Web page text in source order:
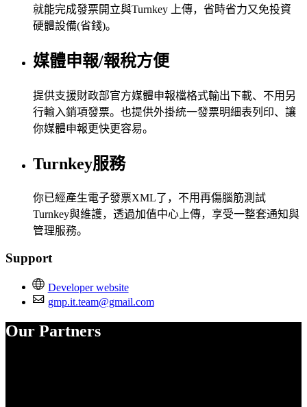
就能完成發票開立與Turnkey 上傳，省時省力又免投資
硬體設備(省錢)。
媒體申報/報稅方便
提供支援財政部官方媒體申報檔格式輸出下載、不用另
行輸入銷項發票。也提供外掛統一發票明細表列印、讓
你媒體申報更快更容易。
Turnkey服務
你已經產生電子發票XML了，不用再傷腦筋測試
Turnkey與維護，透過加值中心上傳，享受一整套通知與
管理服務。
Support
Developer website
gmp.it.team@gmail.com
Our Partners